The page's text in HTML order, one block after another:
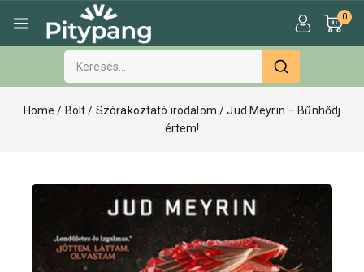
0
Home / Bolt / Szórakoztató irodalom / Jud Meyrin – Bűnhődj
értem!